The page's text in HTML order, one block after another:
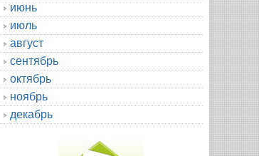
июнь
июль
август
сентябрь
октябрь
ноябрь
декабрь